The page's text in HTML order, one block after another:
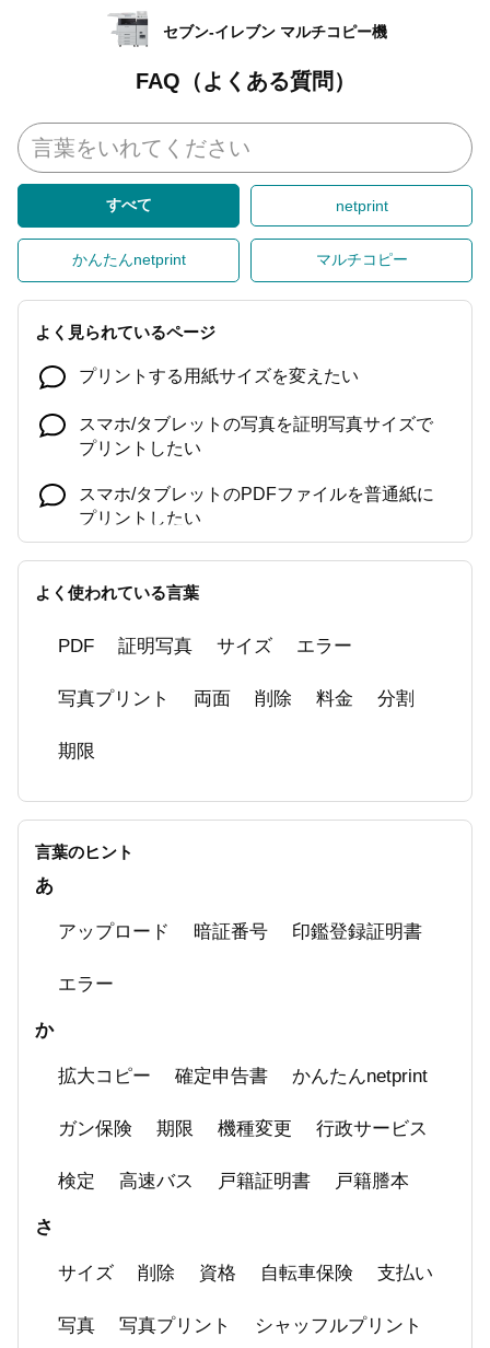
セブン-イレブン マルチコピー機
FAQ（よくある質問）
すべて netprint
かんたんnetprint マルチコピー
よく見られているページ
プリントする用紙サイズを変えたい
スマホ/タブレットの写真を証明写真サイズで
プリントしたい
スマホ/タブレットのPDFファイルを普通紙に
プリントしたい
拡大/縮小コピーをしたい
続エラー（002-002）が表示される
の種類は？
分割プリントしたい
ファイル登録時にエラーコードが表示された
かんたんnetprint/netprintの料金
よく使われている言葉
PDF 証明写真 サイズ エラー
写真プリント 両面 削除 料金 分割
期限
言葉のヒント
あ
アップロード 暗証番号 印鑑登録証明書
エラー
か
拡大コピー 確定申告書 かんたんnetprint
ガン保険 期限 機種変更 行政サービス
検定 高速バス 戸籍証明書 戸籍謄本
さ
サイズ 削除 資格 自転車保険 支払い
写真 写真プリント シャッフルプリント